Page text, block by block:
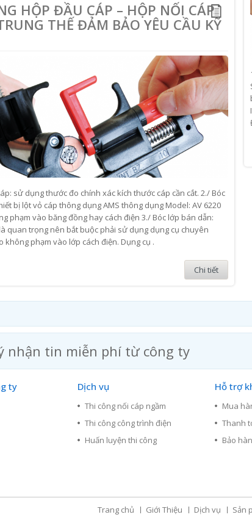
HỘP ĐẦU CÁP – HỘP NỐI CÁP
THẾ ĐẢM BẢO YÊU CẦU KỸ
sử dụng thước đo chính xác kích thước cáp cần cắt. 2./ Bóc
bị lột vỏ cáp thông dụng AMS thông dụng Model: AV 6220
phạm vào băng đồng hay cách điện 3./ Bóc lớp bán dẫn:
quan trọng nên bắt buộc phải sử dụng dụng cụ chuyên
không phạm vào lớp cách điện. Dụng cụ .
Chi tiết
nhận tin miễn phí từ công ty
ty Dịch vụ
Thi công nối cáp ngầm
Thi công công trình điện
Huấn luyện thi công
Hỗ trợ
Mua
Thanh
Bảo
Trang chủ Giới Thiệu Dịch vụ Sản